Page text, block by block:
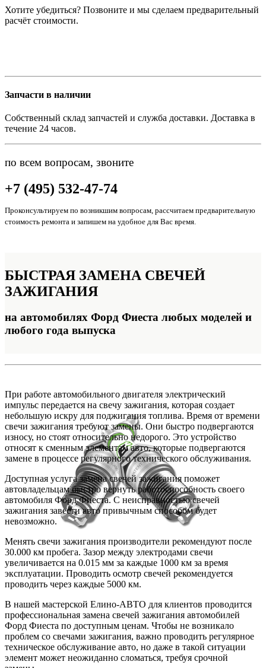
Хотите убедиться? Позвоните и мы сделаем предварительный
расчёт стоимости.
Запчасти в наличии
Собственный склад запчастей и служба доставки. Доставка в
течение 24 часов.
по всем вопросам, звоните
+7 (495) 532-47-74
Проконсультируем по возникшим вопросам, рассчитаем предварительную
стоимость ремонта и запишем на удобное для Вас время.
БЫСТРАЯ ЗАМЕНА СВЕЧЕЙ
ЗАЖИГАНИЯ
на автомобилях Форд Фиеста любых моделей и
любого года выпуска
При работе автомобильного двигателя электрический
импульс передается на свечу зажигания, которая создает
небольшую искру для поджигания топлива. Время от времени
свечи зажигания требуют замены. Они быстро подвергаются
износу, но стоят относительно недорого. Это устройство
относят к сменным элементам авто, которые подвергаются
замене в процессе регулярного технического обслуживания.
Доступная услуга замена свечей зажигания поможет
автовладельцам быстро вернуть работоспособность своего
автомобиля Форд Фиеста. С неисправностью свечей
зажигания завести авто привычным способом будет
невозможно.
Менять свечи зажигания производители рекомендуют после
30.000 км пробега. Зазор между электродами свечи
увеличивается на 0.015 мм за каждые 1000 км за время
эксплуатации. Проводить осмотр свечей рекомендуется
проводить через каждые 5000 км.
В нашей мастерской Елино-АВТО для клиентов проводится
профессиональная замена свечей зажигания автомобилей
Форд Фиеста по доступным ценам. Чтобы не возникало
проблем со свечами зажигания, важно проводить регулярное
техническое обслуживание авто, но даже в такой ситуации
элемент может неожиданно сломаться, требуя срочной